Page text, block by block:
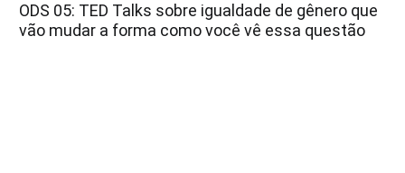
ODS 05: TED Talks sobre igualdade de gênero que
vão mudar a forma como você vê essa questão